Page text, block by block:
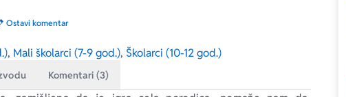
je 5.0 od 5
Ostavi komentar
, Mali školarci (7-9 god.), Školarci (10-12 god.)
Komentari (3)